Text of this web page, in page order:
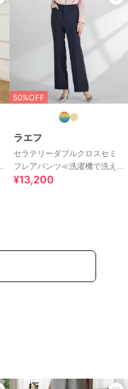
50%OFF
ラエフ
セラテリーダブルクロスセミ
フレアパンツ≪洗濯機で洗え
る≫
¥13,200